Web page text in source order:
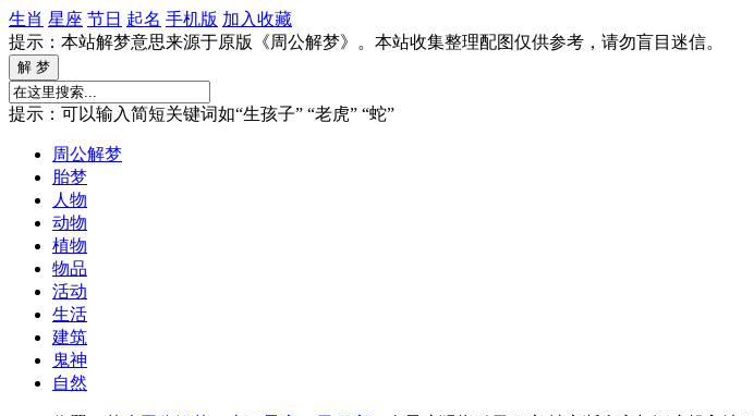
生肖 星座 节日 起名 手机版 加入收藏
提示：本站解梦意思来源于原版《周公解梦》。本站收集整理配图仅供参考，请勿盲目迷信。
提示：可以输入简短关键词如“生孩子” “老虎” “蛇”
周公解梦
胎梦
人物
动物
植物
物品
活动
生活
建筑
鬼神
自然